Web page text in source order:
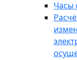
Часы